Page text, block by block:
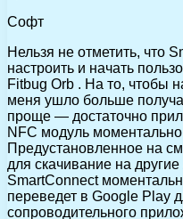
Софт
Нельзя не отметить, что
настроить и начать
Fitbug Orb . На то, чтобы
меня ушло больше
проще — достаточно
NFC модуль моментально
Предустановленное на
для скачивание на
SmartConnect
переведет в Google Play
сопроводительного